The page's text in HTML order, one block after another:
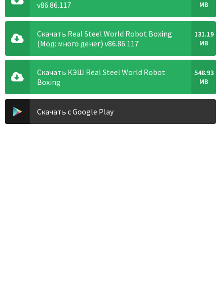
v86.86.117 MB
Скачать Real Steel World Robot Boxing
(Мод: много денег) v86.86.117
131.19
MB
Скачать КЭШ Real Steel World Robot
Boxing
548.93
MB
Скачать с Google Play